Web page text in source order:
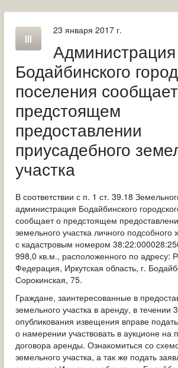
ОФИЦИАЛЬНЫЙ ВЕСТНИК БОДАЙБО
МУНИЦИПАЛЬНЫЕ УСЛУГИ
ГРАДОСТРОИТЕЛЬНАЯ ДЕЯТЕЛЬНОСТЬ
ИНФОРМИРОВАНИЕ НАСЕЛЕНИЯ
ДЕЯТЕЛЬНОСТЬ ПРОКУРАТУРЫ
МУНИЦИПАЛЬНЫЙ КОНТРОЛЬ
ПОИСК ПО САЙТУ
23 января 2017 г.
Администрация
Бодайбинского
поселения
предстоящем
предоставлении
приусадебного
участка
В соответствии с п. 1 ст. 39.18
администрация Бодайбинского
сообщает о предстоящем
земельного участка личного подсобного
с кадастровым номером
998,0 кв.м., расположенного по адресу:
Федерация, Иркутская область, г.
Сорокинская, 75.
Граждане, заинтересованные в
земельного участка в аренду, в течении
опубликования извещения вправе
о намерении участвовать в аукционе на
договора аренды. Ознакомиться со
земельного участка, а так же подать